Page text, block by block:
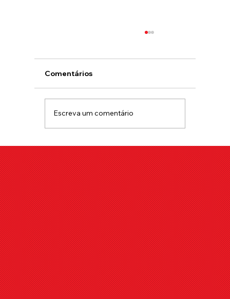
Como Lidar com a Timidez na Sua
Primeira Noite no Club Liberal
Comentários
Escreva um comentário